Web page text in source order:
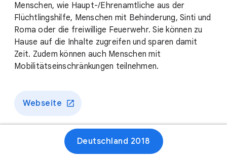
Menschen, wie Haupt-/Ehrenamtliche aus der
Flüchtlingshilfe, Menschen mit Behinderung, Sinti und
Roma oder die freiwillige Feuerwehr. Sie können zu
Hause auf die Inhalte zugreifen und sparen damit
Zeit. Zudem können auch Menschen mit
Mobilitätseinschränkungen teilnehmen.
Webseite
Deutschland 2018